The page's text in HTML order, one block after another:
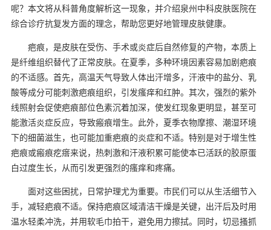
呢？本文将从科普角度解析这一现象，并介绍泉州中科皮肤医院在
综合诊疗抗复发方面的理念，帮助您更好地管理皮肤健康。
疤痕，是皮肤在受伤、手术或炎症后自然修复的产物，本质上
是纤维组织替代了正常皮肤。在夏季，多种环境因素容易加剧疤痕
的不适感。首先，高温天气导致人体出汗增多，汗液中的盐分、乳
酸等成分可能刺激疤痕组织，引发瘙痒和红肿。其次，强烈的紫外
线照射会促使疤痕部位色素沉着加深，使发红现象更明显，甚至可
能激活炎症反应，导致瘢痕增生。此外，夏季衣物摩擦、潮湿环境
下的细菌滋生，也可能加重疤痕的炎症和不适。特别是对于增生性
疤痕或瘢痕疙瘩来说，热刺激和汗液积累可能使本已活跃的胶原蛋
白过度生长，从而引发更强烈的瘙痒和疼痛。
面对这些困扰，日常护理尤为重要。市民们可以从生活细节入
手，减轻疤痕不适。保持疤痕区域清洁干燥是关键，出汗后及时用
温水轻柔冲洗，并用软毛巾拍干，避免用力擦拭。同时，切忌搔抓